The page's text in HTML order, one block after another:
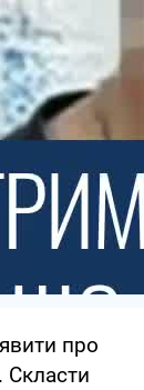
про
Скласти